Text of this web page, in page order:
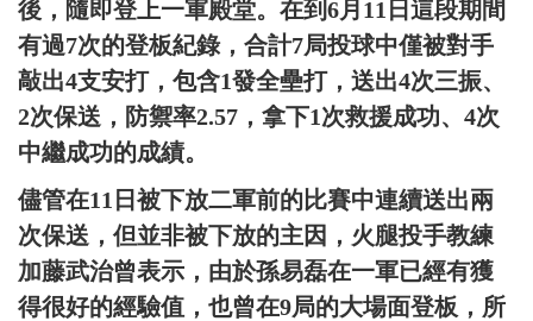
後，隨即登上一軍殿堂。在到6月11日這段期間
有過7次的登板紀錄，合計7局投球中僅被對手
敲出4支安打，包含1發全壘打，送出4次三振、
2次保送，防禦率2.57，拿下1次救援成功、4次
中繼成功的成績。
儘管在11日被下放二軍前的比賽中連續送出兩
次保送，但並非被下放的主因，火腿投手教練
加藤武治曾表示，由於孫易磊在一軍已經有獲
得很好的經驗值，也曾在9局的大場面登板，所